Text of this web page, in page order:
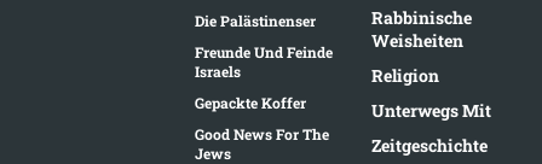
Die Palästinenser
Freunde Und Feinde
Israels
Gepackte Koffer
Good News For The
Jews
Rabbinische
Weisheiten
Religion
Unterwegs Mit
Zeitgeschichte